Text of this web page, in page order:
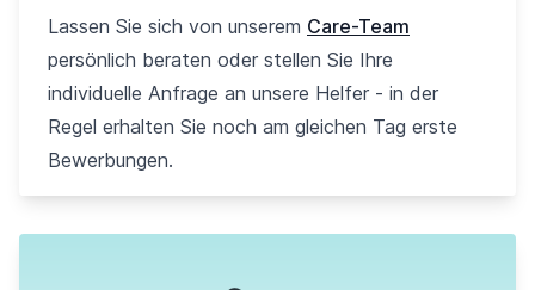
Lassen Sie sich von unserem Care-Team
persönlich beraten oder stellen Sie Ihre
individuelle Anfrage an unsere Helfer - in der
Regel erhalten Sie noch am gleichen Tag erste
Bewerbungen.